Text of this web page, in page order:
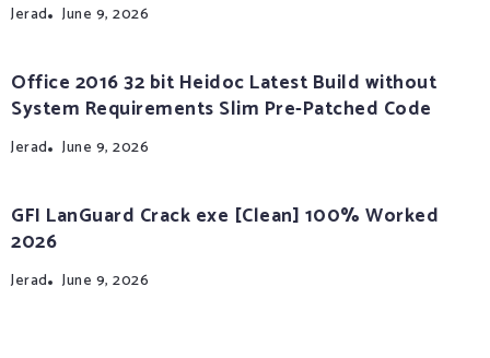
Jerad June 9, 2026
Office 2016 32 bit Heidoc Latest Build without
System Requirements Slim Pre-Patched Code
Jerad June 9, 2026
GFI LanGuard Crack exe [Clean] 100% Worked
2026
Jerad June 9, 2026